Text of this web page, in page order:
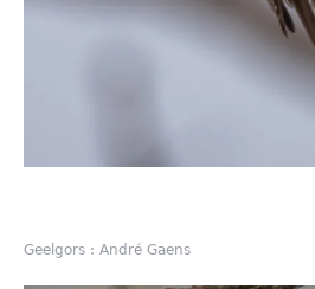
Geelgors : André Gaens